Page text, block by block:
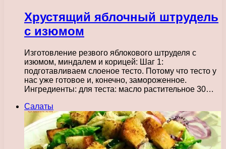
Хрустящий яблочный штрудель
с изюмом
Изготовление резвого яблокового штруделя с
изюмом, миндалем и корицей: Шаг 1:
подготавливаем слоеное тесто. Потому что тесто у
нас уже готовое и, конечно, замороженное.
Ингредиенты: для теста: масло растительное 30…
Салаты